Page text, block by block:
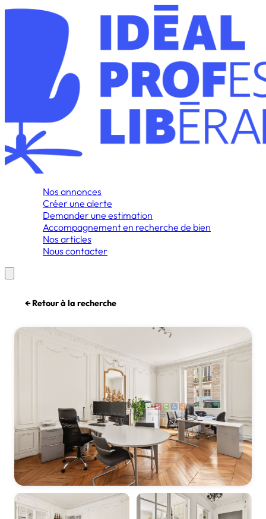
Nos annonces
Créer une alerte
Demander une estimation
Accompagnement en recherche de bien
Nos articles
Nous contacter
← Retour à la recherche